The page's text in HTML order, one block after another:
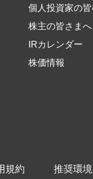
個人投資家の
株主の皆さまへ
IRカレンダー
株価情報
規約 推奨環境